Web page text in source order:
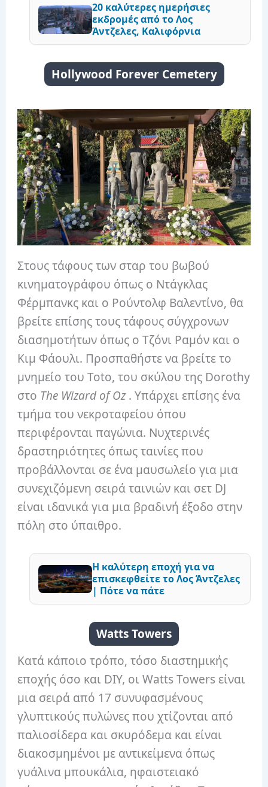
20 καλύτερες ημερήσιες
εκδρομές από το Λος
Άντζελες, Καλιφόρνια
Hollywood Forever Cemetery
Στους τάφους των σταρ του βωβού
κινηματογράφου όπως ο Ντάγκλας
Φέρμπανκς και ο Ρούντολφ Βαλεντίνο, θα
βρείτε επίσης τους τάφους σύγχρονων
διασημοτήτων όπως ο Τζόνι Ραμόν και ο
Κιμ Φάουλι. Προσπαθήστε να βρείτε το
μνημείο του Toto, του σκύλου της Dorothy
στο The Wizard of Oz. Υπάρχει επίσης ένα
τμήμα του νεκροταφείου όπου
περιφέρονται παγώνια. Νυχτερινές
δραστηριότητες όπως ταινίες που
προβάλλονται σε ένα μαυσωλείο για μια
συνεχιζόμενη σειρά ταινιών και σετ DJ
είναι ιδανικά για μια βραδινή έξοδο στην
πόλη στο ύπαιθρο.
Η καλύτερη εποχή για να
επισκεφθείτε το Λος Άντζελες
| Πότε να πάτε
Watts Towers
Κατά κάποιο τρόπο, τόσο διαστημικής
εποχής όσο και DIY, οι Watts Towers είναι
μια σειρά από 17 συνυφασμένους
γλυπτικούς πυλώνες που χτίζονται από
παλιοσίδερα και σκυρόδεμα και είναι
διακοσμημένοι με αντικείμενα όπως
γυάλινα μπουκάλια, ηφαιστειακό